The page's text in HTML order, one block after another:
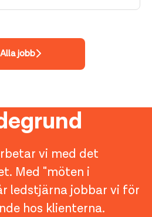
Alla jobb
vi med det
Med "möten i
ledstjärna jobbar vi för
hos klienterna.